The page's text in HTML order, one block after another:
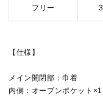
フリー
【仕様】
メイン開閉部：巾着
内側：オープンポケット×1